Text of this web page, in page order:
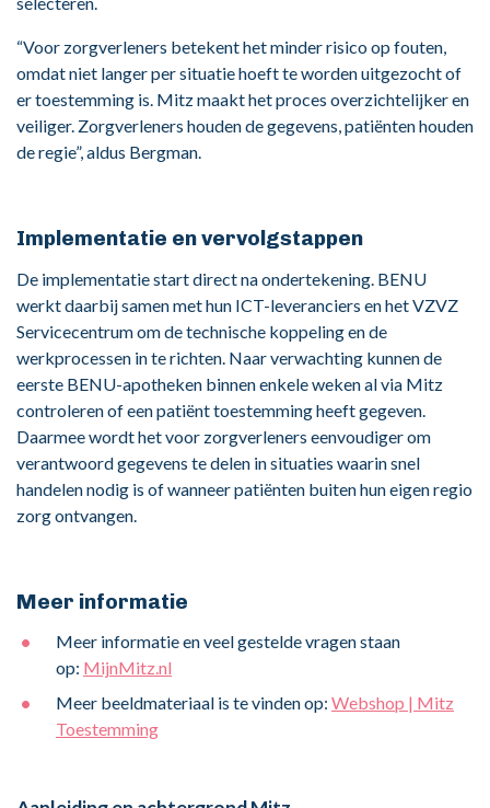
“Voor zorgverleners betekent het minder risico op fouten,
omdat niet langer per situatie hoeft te worden uitgezocht of
er toestemming is. Mitz maakt het proces overzichtelijker en
veiliger. Zorgverleners houden de gegevens, patiënten houden
de regie”, aldus Bergman.
Implementatie en vervolgstappen
De implementatie start direct na ondertekening. BENU
werkt daarbij samen met hun ICT-leveranciers en het VZVZ
Servicecentrum om de technische koppeling en de
werkprocessen in te richten. Naar verwachting kunnen de
eerste BENU-apotheken binnen enkele weken al via Mitz
controleren of een patiënt toestemming heeft gegeven.
Daarmee wordt het voor zorgverleners eenvoudiger om
verantwoord gegevens te delen in situaties waarin snel
handelen nodig is of wanneer patiënten buiten hun eigen regio
zorg ontvangen.
Meer informatie
Meer informatie en veel gestelde vragen staan
op: MijnMitz.nl
Meer beeldmateriaal is te vinden op: Webshop | Mitz
Toestemming